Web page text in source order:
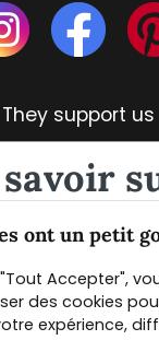
They support us
ont un petit
Accepter",
des cookies
expérience,
leurs
PDF